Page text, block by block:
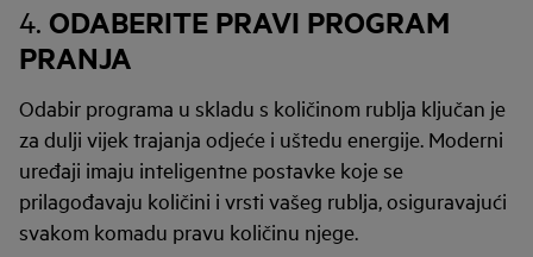
4. ODABERITE PRAVI PROGRAM
PRANJA
Odabir programa u skladu s količinom rublja ključan je
za dulji vijek trajanja odjeće i uštedu energije. Moderni
uređaji imaju inteligentne postavke koje se
prilagođavaju količini i vrsti vašeg rublja, osiguravajući
svakom komadu pravu količinu njege.